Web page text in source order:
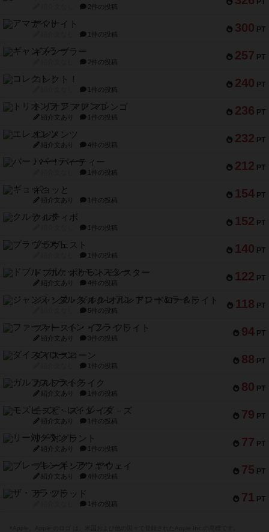
2件の投稿
300 PT
アマナイト
1件の投稿
257 PT
ギャンブラー
2件の投稿
240 PT
コレクト！
1件の投稿
236 PT
トリオンフ ア マレンゴ
紹介文あり 1件の投稿
232 PT
エレメンツ
紹介文あり 4件の投稿
212 PT
バー！パーティー
1件の投稿
154 PT
ギョッと
紹介文あり 1件の投稿
152 PT
クルティボ
1件の投稿
140 PT
ブラヴェスト
1件の投稿
122 PT
ドブル：ポケットモンスター
紹介文あり 4件の投稿
118 PT
ジャンヌ・ダルク-オルレアン ドロー＆ライト
5件の投稿
94 PT
ファースト・イン・フライト
紹介文あり 3件の投稿
88 PT
ダイススローン
1件の投稿
80 PT
ガルフストライク
紹介文あり 1件の投稿
79 PT
モズビ－ズ・レイダ－ズ
紹介文あり 1件の投稿
77 PT
リー対グラント
紹介文あり 1件の投稿
75 PT
ブレーキング・アウェイ
紹介文あり 4件の投稿
71 PT
ザ・フラッド
1件の投稿